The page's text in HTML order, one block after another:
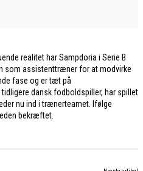
realitet har Sampdoria i Serie B
som assistenttræner for at modvirke
fase og er tæt på
dansk fodboldspiller, har spillet
nu ind i trænerteamet. Ifølge
bekræftet.